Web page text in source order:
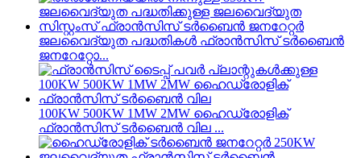
ജലവൈദ്യുത പദ്ധതികൾ ഫ്രാൻസിസ് ടർബൈൻ
ജനറേറ്റോ...
100KW 500KW 1MW 2MW ഹൈഡ്രോളിക്
ഫ്രാൻസിസ് ടർബൈൻ വില ...